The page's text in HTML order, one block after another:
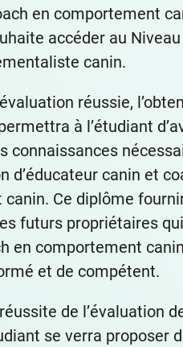
en comportement
accéder au
canin.
réussie,
à l’étudiant
connaissances
d’éducateur canin et
Ce diplôme
futurs propriétaires
en comportement
et de compétent.
de l’évaluation
se verra proposer